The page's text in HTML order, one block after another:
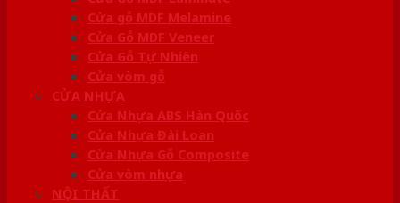
Cửa gỗ MDF Melamine
Cửa Gỗ MDF Veneer
Cửa Gỗ Tự Nhiên
Cửa vòm gỗ
CỬA NHỰA
Cửa Nhựa ABS Hàn Quốc
Cửa Nhựa Đài Loan
Cửa Nhựa Gỗ Composite
Cửa vòm nhựa
NỘI THẤT